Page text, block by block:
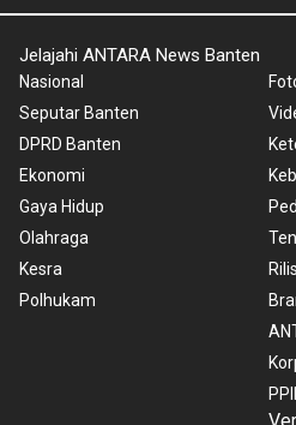
Jelajahi ANTARA News Banten
Nasional
Seputar Banten
DPRD Banten
Ekonomi
Gaya Hidup
Olahraga
Kesra
Polhukam